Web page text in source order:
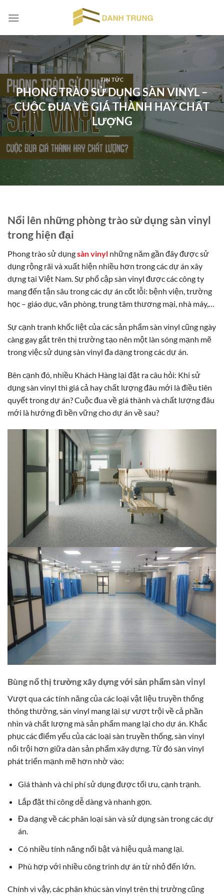
đến
TIN TỨC
PHONG TRÀO SỬ DỤNG SÀN VINYL –
CUỘC ĐUA VỀ GIÁ THÀNH HAY CHẤT
LƯỢNG
Nổi lên những phòng trào sử dụng sàn vinyl
trong hiện đại
Phong trào sử dụngsàn vinyl những năm gần đây được sử
dụng rộng rãi và xuất hiện nhiều hơn trong các dự án xây
dựng tại Việt Nam. Sự phổ cập sàn vinyl được các công ty
mang đến tận sâu trong các dự án cốt lỗi: bệnh viện, trường
học – giáo dục, văn phòng, trung tâm thương mại, nhà máy,…
Sự cạnh tranh khốc liệt của các sản phẩm sàn vinyl cũng ngày
càng gay gắt trên thị trường tạo nên một làn sóng mạnh mẽ
trong việc sử dụng sàn vinyl đa dạng trong các dự án.
Bên cạnh đó, nhiều Khách Hàng lại đặt ra câu hỏi: Khi sử
dụng sàn vinyl thì giá cả hay chất lượng đâu mới là điều tiên
quyết trong dự án? Cuộc đua về giá thành và chất lượng đâu
mới là hướng đi bền vững cho dự án về sau?
Bùng nổ thị trường xây dựng với sản phẩm sàn vinyl
Vượt qua các tính năng của các loại vật liệu truyền thống
thông thường, sàn vinyl mang lại sự vượt trội về cả phần
nhìn và chất lượng mà sản phẩm mang lại cho dự án. Khắc
phục các điểm yếu của các loại sàn truyền thống, sàn vinyl
nổi trội hơn giữa dàn sản phẩm xây dựng. Từ đó sàn vinyl
phát triển mạnh mẽ hơn nhờ vào:
Giá thành và chi phí sử dụng được tối ưu, cạnh trạnh.
Lắp đặt thi công dễ dàng và nhanh gọn.
Đa dạng về các phân loại sàn và sử dụng sàn trong các dự
án.
Có nhiều tính năng nổi bật và hiệu quả mang lại.
Phù hợp với nhiều công trình dự án từ nhỏ đến lớn.
Chính vì vậy, các phân khúc sàn vinyl trên thị trường cũng